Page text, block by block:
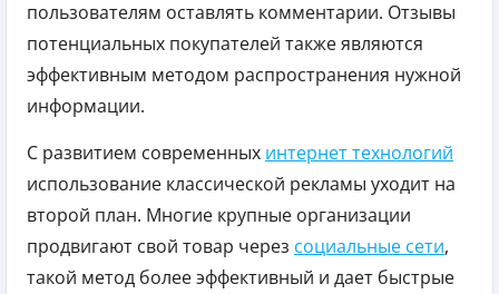
пользователям оставлять комментарии. Отзывы
потенциальных покупателей также являются
эффективным методом распространения нужной
информации.
С развитием современных интернет технологий
использование классической рекламы уходит на
второй план. Многие крупные организации
продвигают свой товар через социальные сети,
такой метод более эффективный и дает быстрые